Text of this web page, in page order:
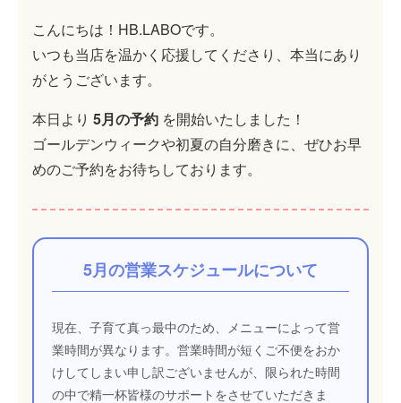
こんにちは！HB.LABOです。
いつも当店を温かく応援してくださり、本当にあり
がとうございます。
本日より5月の予約 を開始いたしました！
ゴールデンウィークや初夏の自分磨きに、ぜひお早
めのご予約をお待ちしております。
5月の営業スケジュールについて
現在、子育て真っ最中のため、メニューによって営
業時間が異なります。営業時間が短くご不便をおか
けしてしまい申し訳ございませんが、限られた時間
の中で精一杯皆様のサポートをさせていただきま